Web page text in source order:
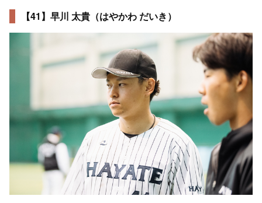
【41】早川 太貴（はやかわ だいき）